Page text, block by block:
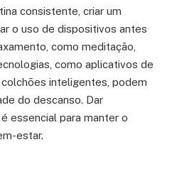
consistente, criar um
o uso de dispositivos antes
como meditação,
como aplicativos de
inteligentes, podem
do descanso. Dar
essencial para manter o
estar.